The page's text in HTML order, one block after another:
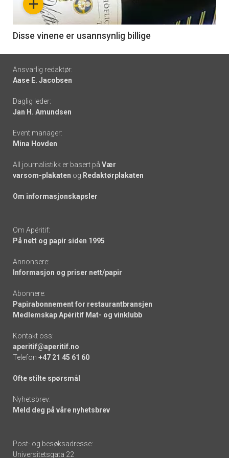
6
Disse vinene er usannsynlig billige
Footer
-
links
Ansvarlig redaktør:
Aase E. Jacobsen
Daglig leder:
Jan H. Amundsen
Event manager:
Mina Hovden
All journalistikk er basert på Vær
varsom-plakaten og Redaktørplakaten
Om informasjonskapsler
Om Apéritif:
På nett og papir siden 1995
Annonsere:
Informasjon og priser nett/papir
Abonnere:
Papirabonnement for restaurantbransjen
Medlemskap Apéritif Mat- og vinklubb
Kontakt oss:
aperitif@aperitif.no
Telefon +47 21 45 61 60
Ofte stilte spørsmål
Nyhetsbrev:
Meld deg på våre nyhetsbrev
Post- og besøksadresse:
Universitetsgata 22